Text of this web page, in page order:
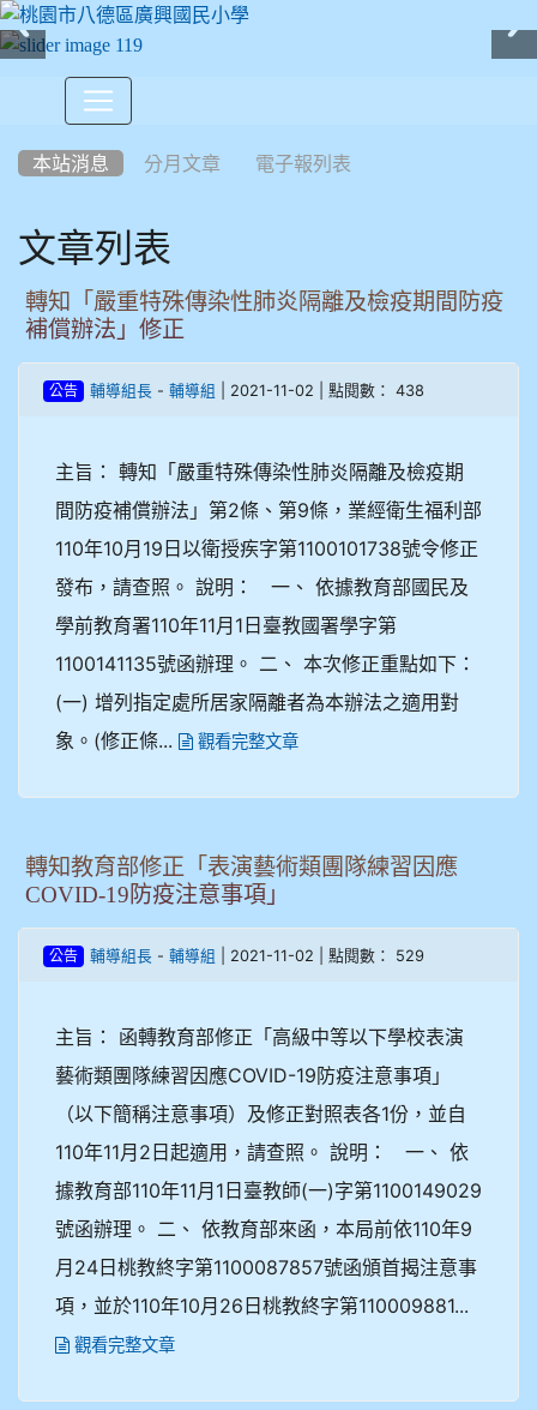
本站消息 分月文章 電子報列表
文章列表
轉知「嚴重特殊傳染性肺炎隔離及檢疫期間防疫
補償辦法」修正
公告 輔導組長 - 輔導組 | 2021-11-02 | 點閱數： 438
主旨： 轉知「嚴重特殊傳染性肺炎隔離及檢疫期
間防疫補償辦法」第2條、第9條，業經衛生福利部
110年10月19日以衛授疾字第1100101738號令修正
發布，請查照。 說明： 一、 依據教育部國民及
學前教育署110年11月1日臺教國署學字第
1100141135號函辦理。 二、 本次修正重點如下：
(一) 增列指定處所居家隔離者為本辦法之適用對
象。(修正條...
觀看完整文章
轉知教育部修正「表演藝術類團隊練習因應
COVID-19防疫注意事項」
公告 輔導組長 - 輔導組 | 2021-11-02 | 點閱數： 529
主旨： 函轉教育部修正「高級中等以下學校表演
藝術類團隊練習因應COVID-19防疫注意事項」
（以下簡稱注意事項）及修正對照表各1份，並自
110年11月2日起適用，請查照。 說明： 一、 依
據教育部110年11月1日臺教師(一)字第1100149029
號函辦理。 二、 依教育部來函，本局前依110年9
月24日桃教終字第1100087857號函頒首揭注意事
項，並於110年10月26日桃教終字第110009881...
觀看完整文章